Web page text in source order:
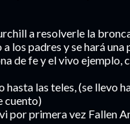
a resolverle la
los padres y se hará una
de fe y el vivo ejemplo,
las teles, (se llevo
cuento)
por primera vez Fallen